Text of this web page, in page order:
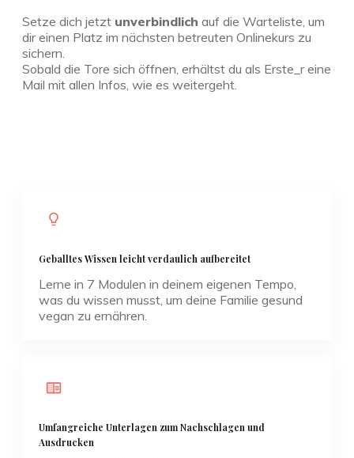
Setze dich jetzt unverbindlich auf die Warteliste, um
dir einen Platz im nächsten betreuten Onlinekurs zu
sichern.
Sobald die Tore sich öffnen, erhältst du als Erste_r eine
Mail mit allen Infos, wie es weitergeht.
Geballtes Wissen leicht verdaulich aufbereitet
Lerne in 7 Modulen in deinem eigenen Tempo,
was du wissen musst, um deine Familie gesund
vegan zu ernähren.
Umfangreiche Unterlagen zum Nachschlagen und
Ausdrucken